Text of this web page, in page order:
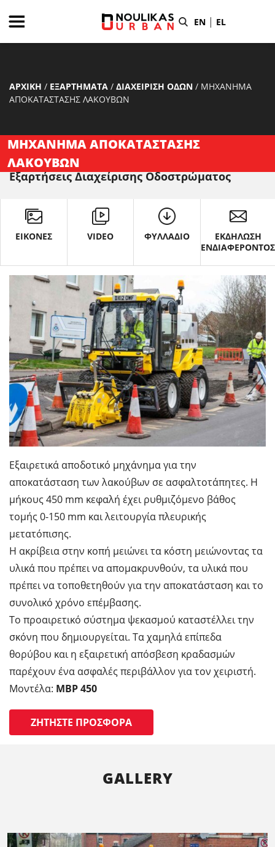
EN | EL
ΑΡΧΙΚΗ / ΕΞΑΡΤΗΜΑΤΑ / ΔΙΑΧΕΙΡΙΣΗ ΟΔΩΝ / ΜΗΧΑΝΗΜΑ
ΑΠΟΚΑΤΑΣΤΑΣΗΣ ΛΑΚΟΥΒΩΝ
ΜΗΧΑΝΗΜΑ ΑΠΟΚΑΤΑΣΤΑΣΗΣ
ΛΑΚΟΥΒΩΝ
Εξαρτήσεις Διαχείρισης Οδοστρώματος
ΕΙΚΟΝΕΣ VIDEO ΦΥΛΛΑΔΙΟ
ΕΚΔΗΛΩΣΗ
ΕΝΔΙΑΦΕΡΟΝΤΟΣ
Εξαιρετικά αποδοτικό μηχάνημα για την
αποκατάσταση των λακούβων σε ασφαλτοτάπητες. Η
μήκους 450 mm κεφαλή έχει ρυθμιζόμενο βάθος
τομής 0-150 mm και λειτουργία πλευρικής
μετατόπισης.
Η ακρίβεια στην κοπή μειώνει τα κόστη μειώνοντας τα
υλικά που πρέπει να απομακρυνθούν, τα υλικά που
πρέπει να τοποθετηθούν για την αποκατάσταση και το
συνολικό χρόνο επέμβασης.
Το προαιρετικό σύστημα ψεκασμού καταστέλλει την
σκόνη που δημιουργείται. Τα χαμηλά επίπεδα
θορύβου και η εξαιρετική απόσβεση κραδασμών
παρέχουν ένα ασφαλές περιβάλλον για τον χειριστή.
Μοντέλα: MBP 450
ΖΗΤΉΣΤΕ ΠΡΟΣΦΟΡΆ
GALLERY